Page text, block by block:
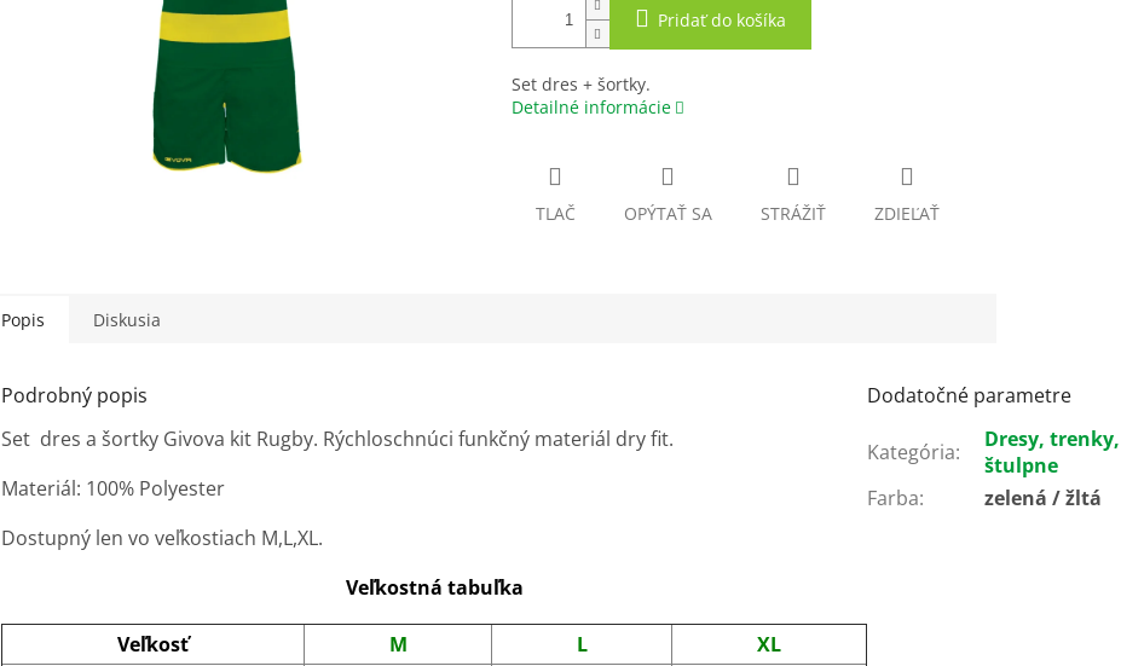
Pridať do košíka
Set dres + šortky.
Detailné informácie
TLAČ OPÝTAŤ SA STRÁŽIŤ ZDIEĽAŤ
Popis Diskusia
Podrobný popis
Set dres a šortky Givova kit Rugby. Rýchloschnúci funkčný materiál dry fit.
Materiál: 100% Polyester
Dostupný len vo veľkostiach M,L,XL.
Veľkostná tabuľka
Veľkosť M L
XL
Dodatočné parametre
Kategória:
Dresy, trenky,
štulpne
Farba: zelená / žltá